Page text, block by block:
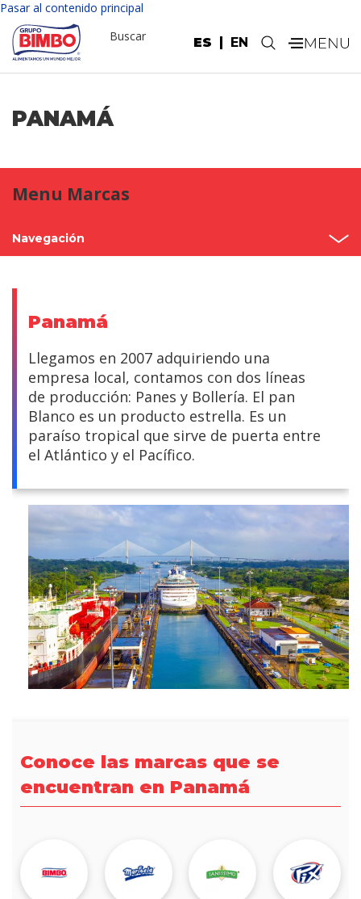
Pasar al contenido principal
ES EN
Buscar .
PANAMÁ
Menu Marcas
Navegación
Centroamérica
Sudamérica
Europa y África
Asia
Panamá
Llegamos en 2007 adquiriendo una
empresa local, contamos con dos líneas
de producción: Panes y Bollería. El pan
Blanco es un producto estrella. Es un
paraíso tropical que sirve de puerta entre
el Atlántico y el Pacífico.
Conoce las marcas que se
encuentran en Panamá